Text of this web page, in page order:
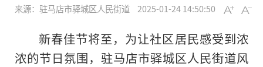
来源： 驻马店市驿城区人民街道 2025-01-24 14:50:50
新春佳节将至，为让社区居民感受到浓
浓的节日氛围，驻马店市驿城区人民街道风